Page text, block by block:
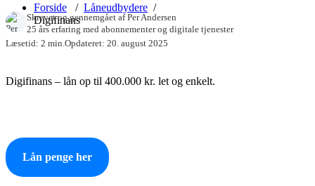
Forside / Låneudbydere /
Digifinans
Skrevet og gennemgået afPer Andersen
25 års erfaring med abonnementer og digitale tjenester
Læsetid: 2 min. Opdateret: 20. august 2025
Digifinans – lån op til 400.000 kr. let og enkelt.
Lån penge her